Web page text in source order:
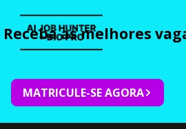
Receba as melhores
MATRICULE-SE AGORA